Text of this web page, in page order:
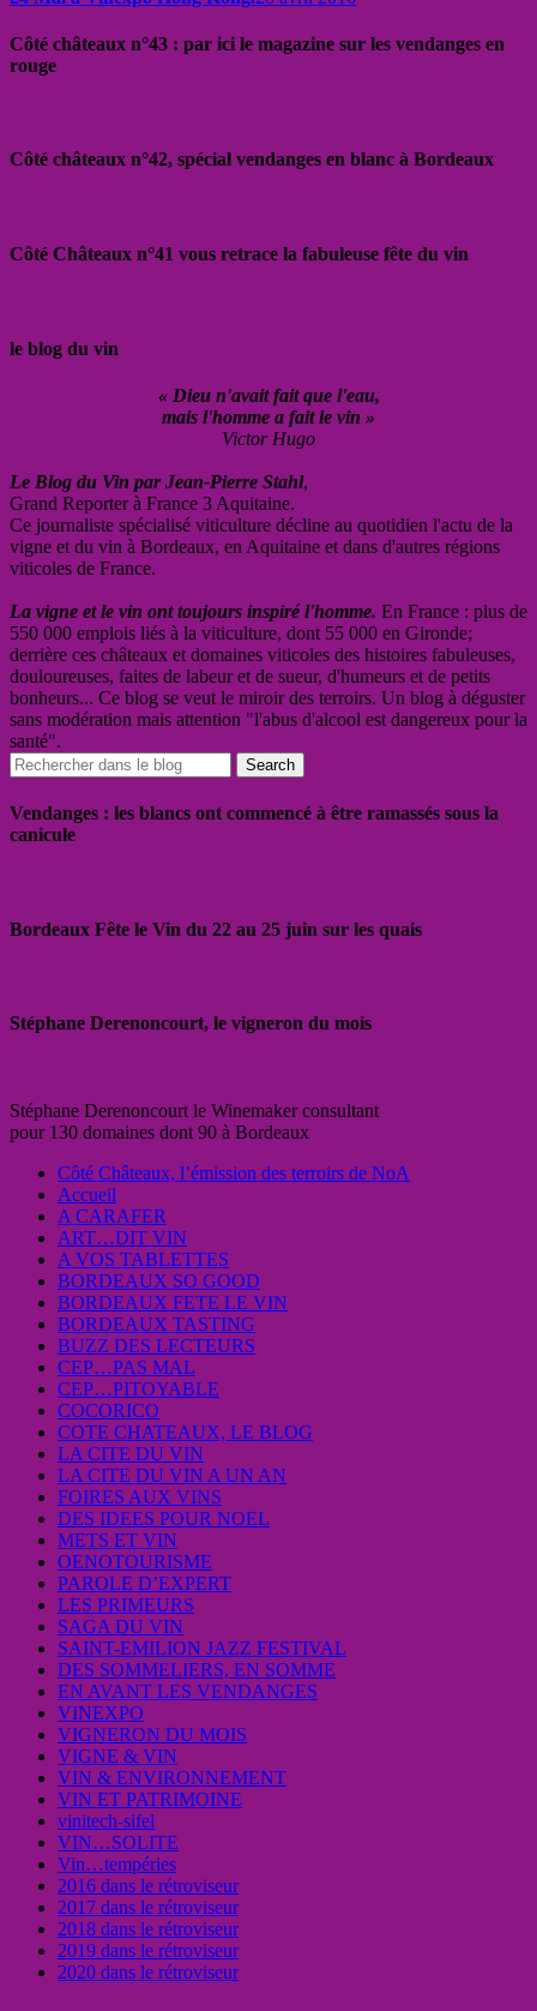
Côté châteaux n°43 : par ici le magazine sur les vendanges en
rouge
Côté châteaux n°42, spécial vendanges en blanc à Bordeaux
Côté Châteaux n°41 vous retrace la fabuleuse fête du vin
le blog du vin
« Dieu n'avait fait que l'eau,
mais l'homme a fait le vin »
Victor Hugo
Le Blog du Vin par Jean-Pierre Stahl,
Grand Reporter à France 3 Aquitaine.
Ce journaliste spécialisé viticulture décline au quotidien l'actu de la
vigne et du vin à Bordeaux, en Aquitaine et dans d'autres régions
viticoles de France.
La vigne et le vin ont toujours inspiré l'homme. En France : plus de
550 000 emplois liés à la viticulture, dont 55 000 en Gironde;
derrière ces châteaux et domaines viticoles des histoires fabuleuses,
douloureuses, faites de labeur et de sueur, d'humeurs et de petits
bonheurs... Ce blog se veut le miroir des terroirs. Un blog à déguster
sans modération mais attention "l'abus d'alcool est dangereux pour la
santé".
Vendanges : les blancs ont commencé à être ramassés sous la
canicule
Bordeaux Fête le Vin du 22 au 25 juin sur les quais
Stéphane Derenoncourt, le vigneron du mois
Stéphane Derenoncourt le Winemaker consultant
pour 130 domaines dont 90 à Bordeaux
Côté Châteaux, l’émission des terroirs de NoA
Accueil
A CARAFER
ART…DIT VIN
A VOS TABLETTES
BORDEAUX SO GOOD
BORDEAUX FETE LE VIN
BORDEAUX TASTING
BUZZ DES LECTEURS
CEP…PAS MAL
CEP…PITOYABLE
COCORICO
COTE CHATEAUX, LE BLOG
LA CITE DU VIN
LA CITE DU VIN A UN AN
FOIRES AUX VINS
DES IDEES POUR NOEL
METS ET VIN
OENOTOURISME
PAROLE D’EXPERT
LES PRIMEURS
SAGA DU VIN
SAINT-EMILION JAZZ FESTIVAL
DES SOMMELIERS, EN SOMME
EN AVANT LES VENDANGES
VINEXPO
VIGNERON DU MOIS
VIGNE & VIN
VIN & ENVIRONNEMENT
VIN ET PATRIMOINE
vinitech-sifel
VIN…SOLITE
Vin…tempéries
2016 dans le rétroviseur
2017 dans le rétroviseur
2018 dans le rétroviseur
2019 dans le rétroviseur
2020 dans le rétroviseur